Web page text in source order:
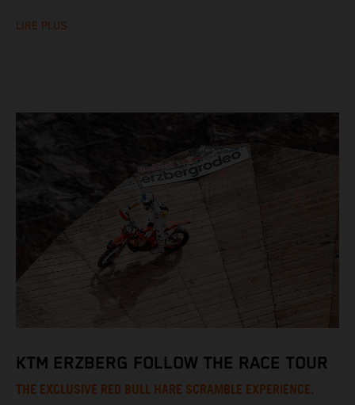
LIRE PLUS
KTM ERZBERG FOLLOW THE RACE TOUR
THE EXCLUSIVE RED BULL HARE SCRAMBLE EXPERIENCE.